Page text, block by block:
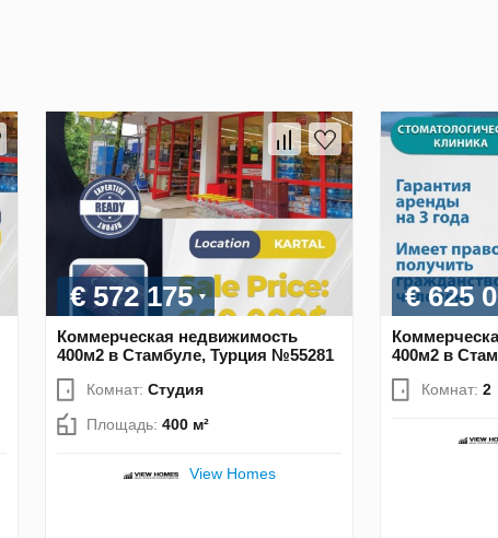
€ 572 175
Коммерческая недвижимость
400м2 в Стамбуле, Турция №55281
Комнат: Студия
Площадь: 400 м²
View Homes
€ 625
400м2 в
Комнат: 2